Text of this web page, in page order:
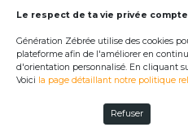
1 Rue de la
©
Le respect de ta vie privée
Génération Zébrée utilise des cookies
plateforme afin de l'améliorer en
d'orientation personnalisé. En cliquant
Voici la page détaillant notre politique
Refuser